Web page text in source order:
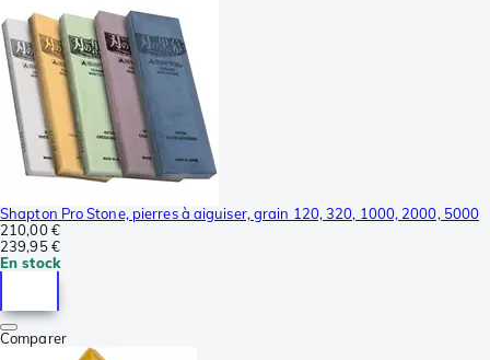
Shapton Pro Stone, pierres à aiguiser, grain 120, 320, 1000, 2000, 5000
210,00 €
239,95 €
En stock
Comparer